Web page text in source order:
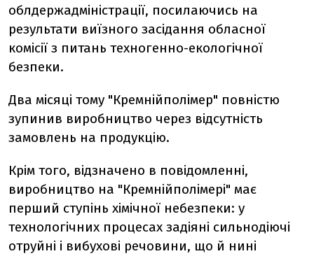
облдержадміністрації, посилаючись на
результати виїзного засідання обласної
комісії з питань техногенно-екологічної
безпеки.
Два місяці тому "Кремнійполімер" повністю
зупинив виробництво через відсутність
замовлень на продукцію.
Крім того, відзначено в повідомленні,
виробництво на "Кремнійполімері" має
перший ступінь хімічної небезпеки: у
технологічних процесах задіяні сильнодіючі
отруйні і вибухові речовини, що й нині